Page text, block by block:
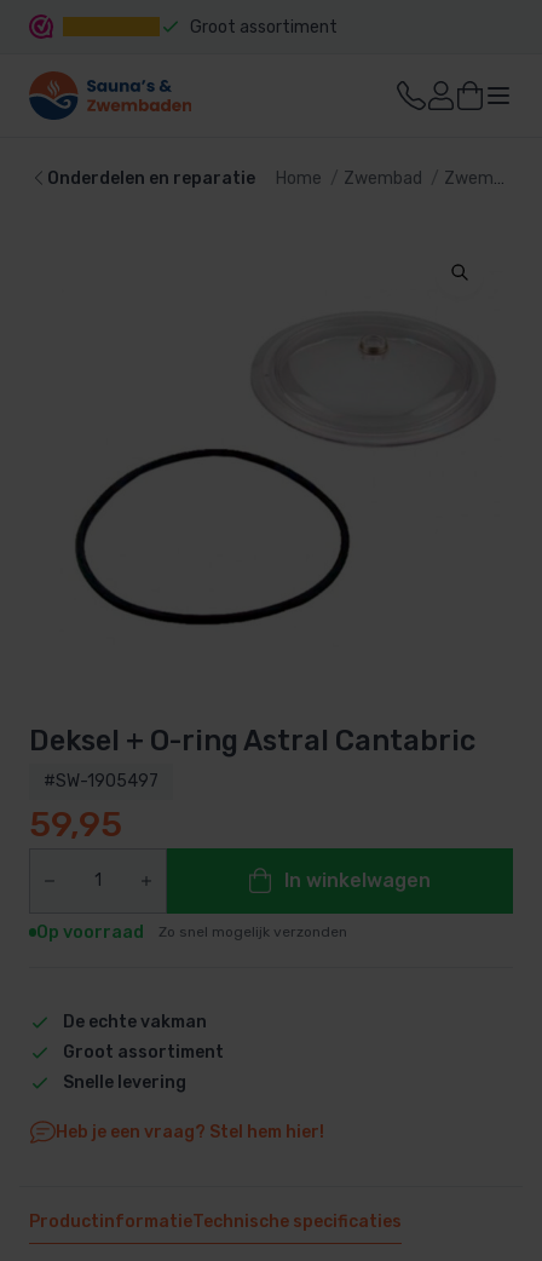
Groot assortiment
Onderdelen en reparatie Home Zwembad Zwembadtechniek
Deksel + O-ring Astral Cantabric
#SW-1905497
59,95
In winkelwagen
Op voorraad Zo snel mogelijk verzonden
De echte vakman
Groot assortiment
Snelle levering
Heb je een vraag? Stel hem hier!
ProductinformatieTechnische specificaties